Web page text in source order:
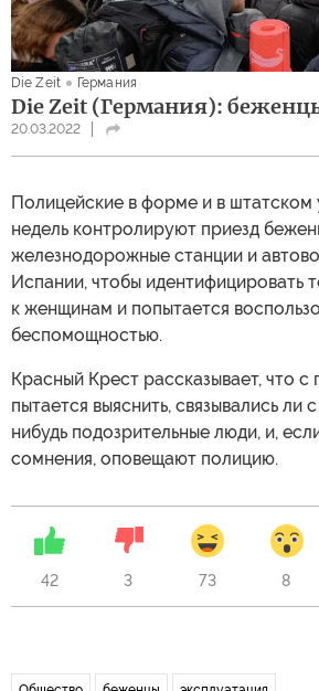
Die Zeit Германия
Die Zeit (Германия):
20.03.2022
Полицейские в форме и в штатском
недель контролируют приезд
железнодорожные станции и
Испании, чтобы идентифицировать
к женщинам и попытается
беспомощностью.
Красный Крест рассказывает, что
пытается выяснить, связывались
нибудь подозрительные люди, и,
сомнения, оповещают полицию.
42 3 73 8